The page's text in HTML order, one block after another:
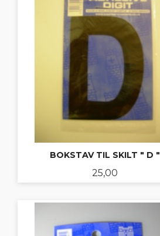
BOKSTAV TIL SKILT " D "
Pris
25,00
KJØP